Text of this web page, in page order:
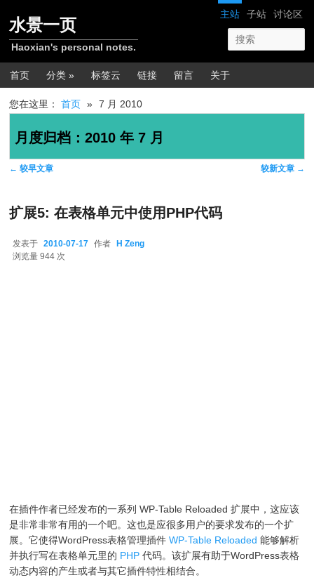
网站导航
主站 子站 讨论区
水景一页
Haoxian's personal notes.
主菜单
首页 分类 » 标签云 链接 留言 关于
您在这里：首页 » 7 月 2010
月度归档：2010 年 7 月
文章导航
← 较早文章 较新文章 →
扩展5: 在表格单元中使用PHP代码
发表于 2010-07-17 作者 H Zeng
浏览量 944 次
在插件作者已经发布的一系列 WP-Table Reloaded 扩展中，这应该
是非常非常有用的一个吧。这也是应很多用户的要求发布的一个扩
展。它使得WordPress表格管理插件WP-Table Reloaded 能够解析
并执行写在表格单元里的 PHP 代码。该扩展有助于WordPress表格
动态内容的产生或者与其它插件特性相结合。